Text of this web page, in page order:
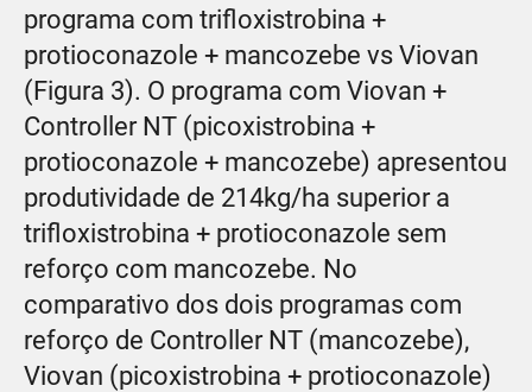
programa com trifloxistrobina +
protioconazole + mancozebe vs Viovan
(Figura 3). O programa com Viovan +
Controller NT (picoxistrobina +
protioconazole + mancozebe) apresentou
produtividade de 214kg/ha superior a
trifloxistrobina + protioconazole sem
reforço com mancozebe. No
comparativo dos dois programas com
reforço de Controller NT (mancozebe),
Viovan (picoxistrobina + protioconazole)